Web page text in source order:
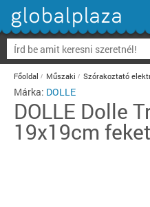
Főoldal Műszaki Szórakoztató
Márka: DOLLE
DOLLE Dolle
19x19cm